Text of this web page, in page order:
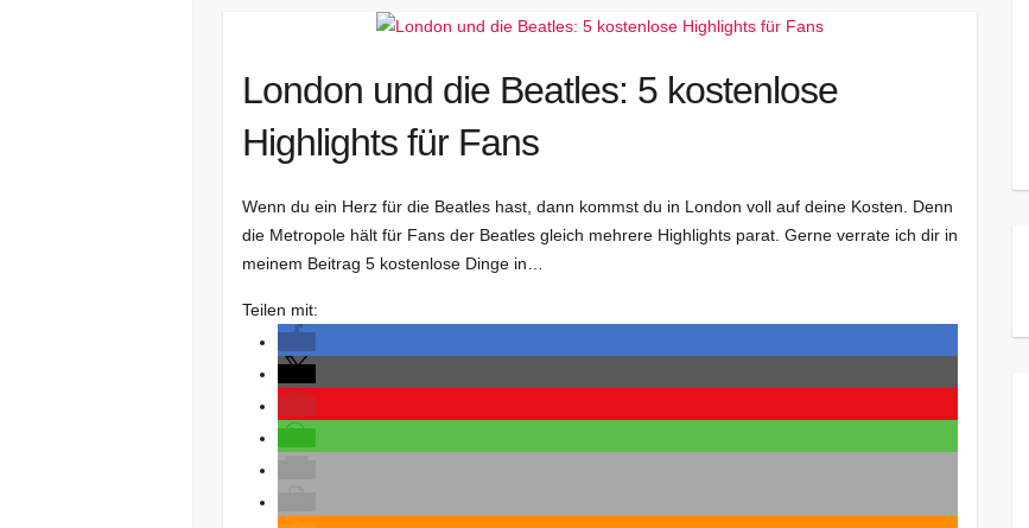
London und die Beatles: 5 kostenlose
Highlights für Fans
Wenn du ein Herz für die Beatles hast, dann kommst du in London voll auf deine Kosten. Denn
die Metropole hält für Fans der Beatles gleich mehrere Highlights parat. Gerne verrate ich dir in
meinem Beitrag 5 kostenlose Dinge in…
Teilen mit: